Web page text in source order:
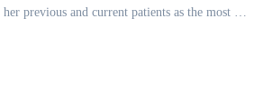
previous and current patients as the most …